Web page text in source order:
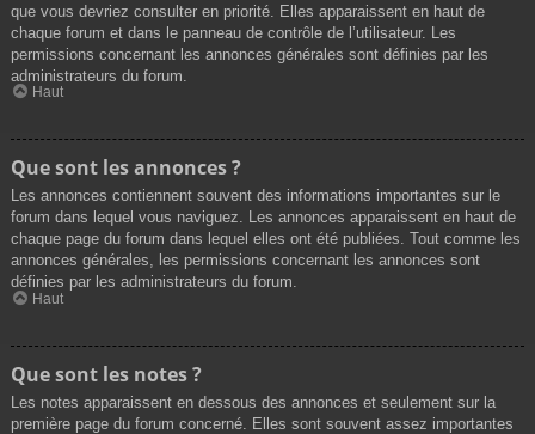
que vous devriez consulter en priorité. Elles apparaissent en haut de
chaque forum et dans le panneau de contrôle de l’utilisateur. Les
permissions concernant les annonces générales sont définies par les
administrateurs du forum.
Haut
Que sont les annonces ?
Les annonces contiennent souvent des informations importantes sur le
forum dans lequel vous naviguez. Les annonces apparaissent en haut de
chaque page du forum dans lequel elles ont été publiées. Tout comme les
annonces générales, les permissions concernant les annonces sont
définies par les administrateurs du forum.
Haut
Que sont les notes ?
Les notes apparaissent en dessous des annonces et seulement sur la
première page du forum concerné. Elles sont souvent assez importantes